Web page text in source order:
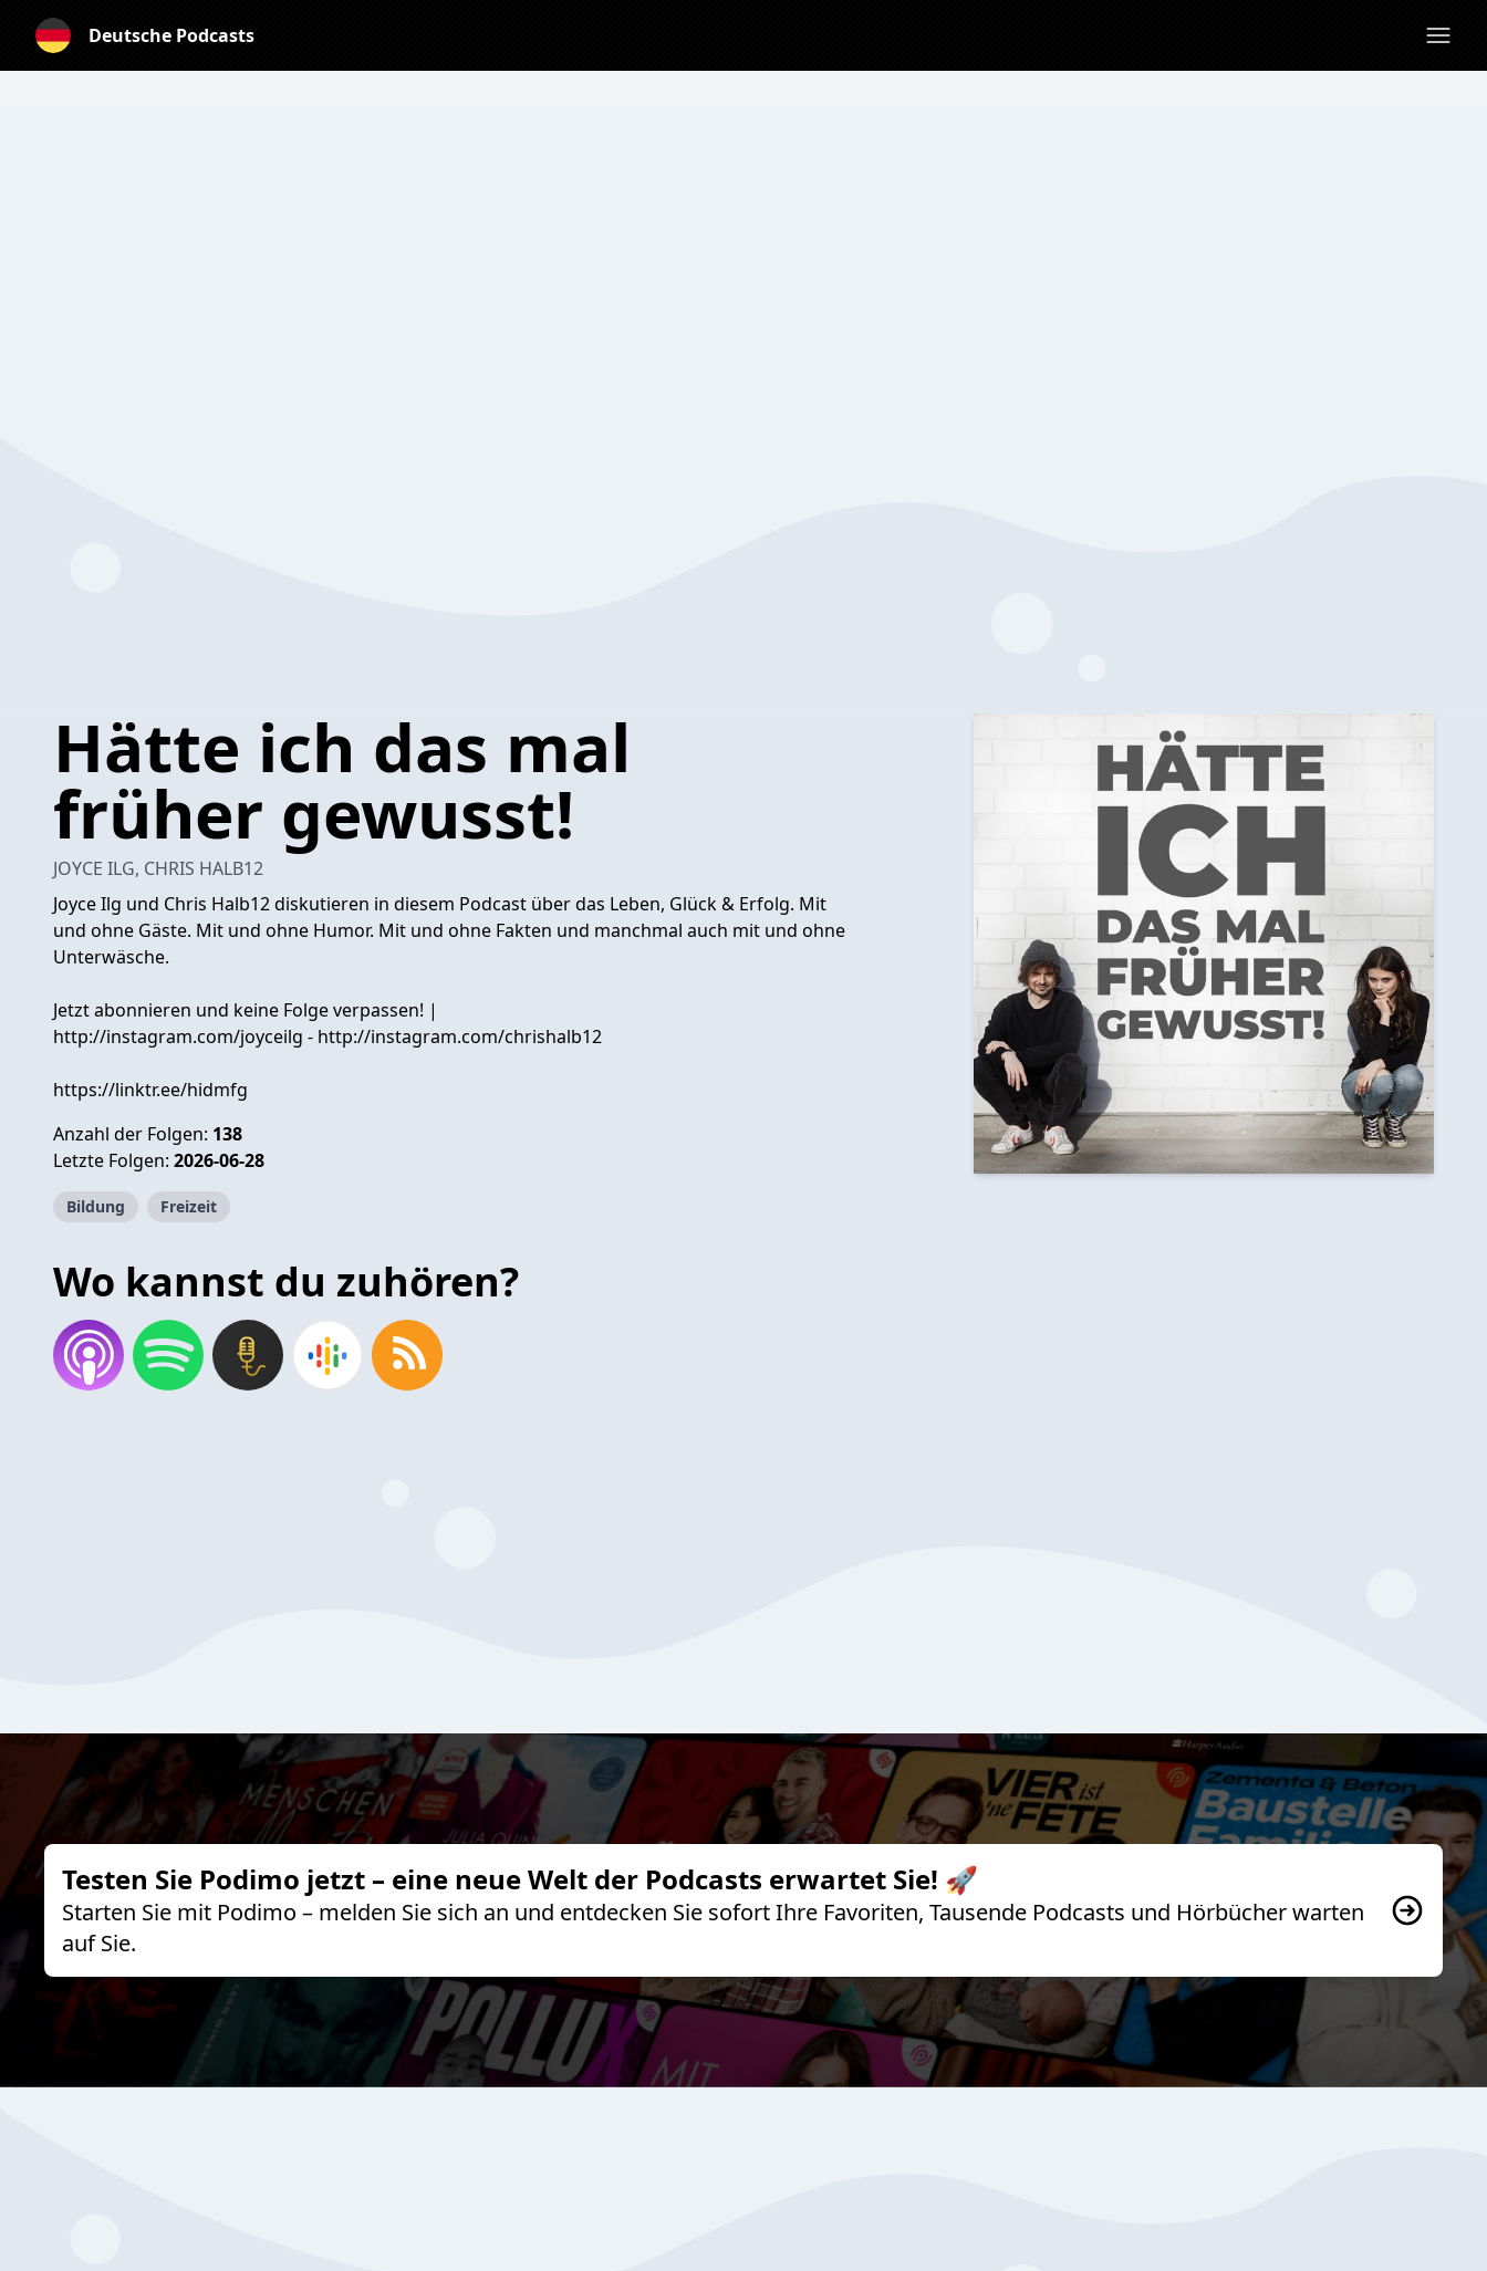
Deutsche Podcasts
Hätte ich das mal
früher gewusst!
JOYCE ILG, CHRIS HALB12
Joyce Ilg und Chris Halb12 diskutieren in diesem Podcast über das Leben, Glück & Erfolg. Mit
und ohne Gäste. Mit und ohne Humor. Mit und ohne Fakten und manchmal auch mit und ohne
Unterwäsche.
Jetzt abonnieren und keine Folge verpassen! |
http://instagram.com/joyceilg - http://instagram.com/chrishalb12
https://linktr.ee/hidmfg
Anzahl der Folgen: 138
Letzte Folgen: 2026-06-28
Bildung Freizeit
Wo kannst du zuhören?
Testen Sie Podimo jetzt – eine neue Welt der Podcasts erwartet Sie! 🚀
Starten Sie mit Podimo – melden Sie sich an und entdecken Sie sofort Ihre Favoriten, Tausende Podcasts und Hörbücher warten
auf Sie.